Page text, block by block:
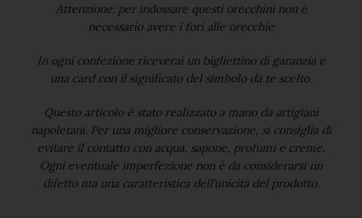
Attenzione: per indossare questi orecchini non è
necessario avere i fori alle orecchie
In ogni confezione riceverai un bigliettino di garanzia e
una card con il significato del simbolo da te scelto.
Questo articolo è stato realizzato a mano da artigiani
napoletani. Per una migliore conservazione, si consiglia di
evitare il contatto con acqua, sapone, profumi e creme.
Ogni eventuale imperfezione non è da considerarsi un
difetto ma una caratteristica dell’unicità del prodotto.